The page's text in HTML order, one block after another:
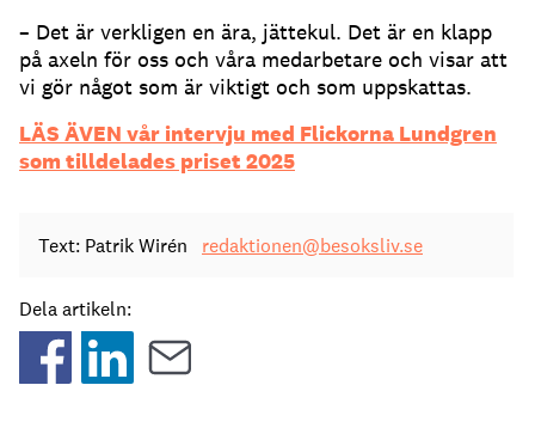
– Det är verkligen en ära, jättekul. Det är en klapp
på axeln för oss och våra medarbetare och visar att
vi gör något som är viktigt och som uppskattas.
LÄS ÄVEN vår intervju med Flickorna Lundgren
som tilldelades priset 2025
Text: Patrik Wirén redaktionen@besoksliv.se
Dela artikeln: